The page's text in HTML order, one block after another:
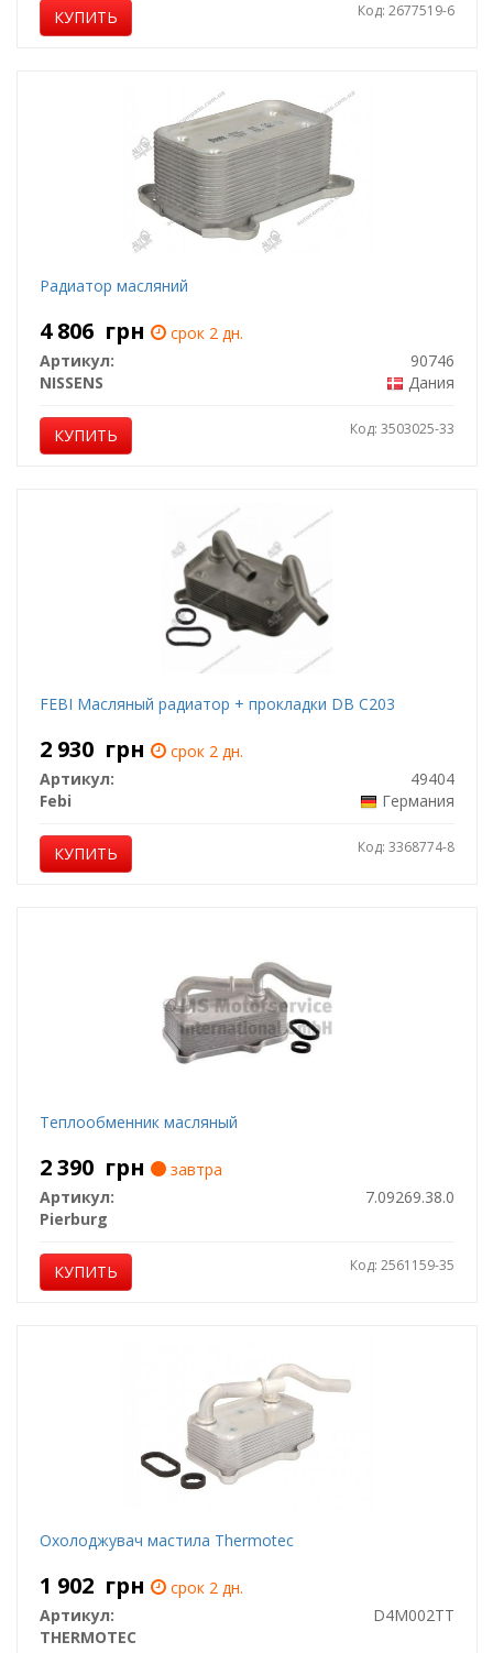
КУПИТЬ Код: 2677519-6
Радиатор масляний
4 806 грн
срок 2 дн.
Артикул:
90746
NISSENS
Дания
КУПИТЬ Код: 3503025-33
FEBI Масляный радиатор + прокладки DB C203
2 930 грн
срок 2 дн.
Артикул:
49404
Febi
Германия
КУПИТЬ Код: 3368774-8
Теплообменник масляный
2 390 грн
завтра
Артикул:
7.09269.38.0
Pierburg
КУПИТЬ Код: 2561159-35
Охолоджувач мастила Thermotec
1 902 грн
срок 2 дн.
Артикул:
D4M002TT
THERMOTEC